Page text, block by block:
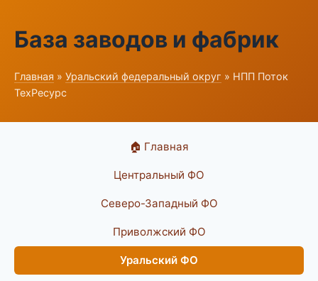
База заводов и фабрик
Главная » Уральский федеральный округ » НПП Поток
ТехРесурс
🏠 Главная
Центральный ФО
Северо-Западный ФО
Приволжский ФО
Уральский ФО